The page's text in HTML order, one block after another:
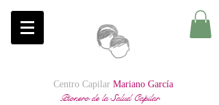
Centro CapilarMariano García
Pionero de la Salud Capilar